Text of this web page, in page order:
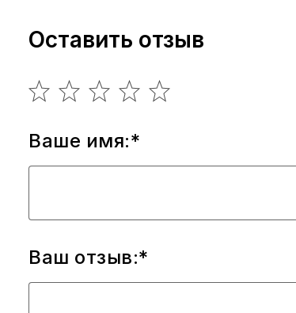
Оставить отзыв
Ваше имя:*
Ваш отзыв:*